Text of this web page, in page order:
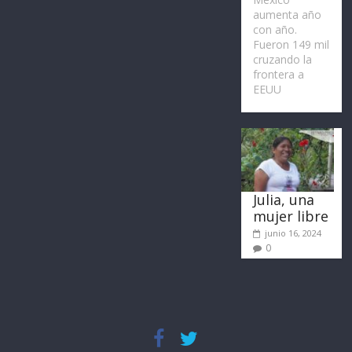
aumenta año
con año.
Fueron 149 mil
cruzando la
frontera a
EEUU
Julia, una
mujer libre
junio 16, 2024
0